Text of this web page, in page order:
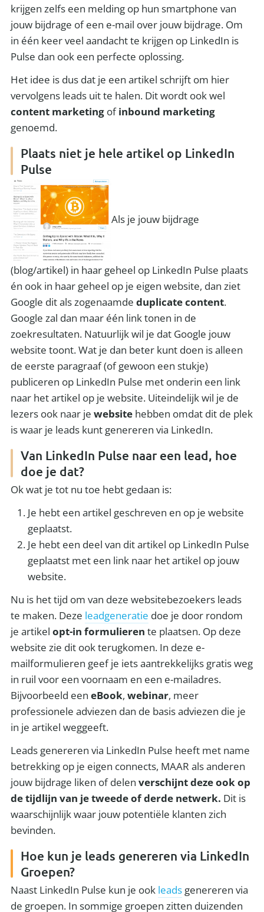
krijgen zelfs een melding op hun smartphone van
jouw bijdrage of een e-mail over jouw bijdrage. Om
in één keer veel aandacht te krijgen op LinkedIn is
Pulse dan ook een perfecte oplossing.
Het idee is dus dat je een artikel schrijft om hier
vervolgens leads uit te halen. Dit wordt ook wel
content marketing ofinbound marketing
genoemd.
Plaats niet je hele artikel op LinkedIn
Pulse
Als je jouw bijdrage
(blog/artikel) in haar geheel op LinkedIn Pulse plaats
én ook in haar geheel op je eigen website, dan ziet
Google dit als zogenaamdeduplicate content.
Google zal dan maar één link tonen in de
zoekresultaten. Natuurlijk wil je dat Google jouw
website toont. Wat je dan beter kunt doen is alleen
de eerste paragraaf (of gewoon een stukje)
publiceren op LinkedIn Pulse met onderin een link
naar het artikel op je website. Uiteindelijk wil je de
lezers ook naar jewebsite hebben omdat dit de plek
is waar je leads kunt genereren via LinkedIn.
Van LinkedIn Pulse naar een lead, hoe
doe je dat?
Ok wat je tot nu toe hebt gedaan is:
Je hebt een artikel geschreven en op je website
geplaatst.
Je hebt een deel van dit artikel op LinkedIn Pulse
geplaatst met een link naar het artikel op jouw
website.
Nu is het tijd om van deze websitebezoekers leads
te maken. Deze leadgeneratie doe je door rondom
je artikelopt-in formulieren te plaatsen. Op deze
website zie dit ook terugkomen. In deze e-
mailformulieren geef je iets aantrekkelijks gratis weg
in ruil voor een voornaam en een e-mailadres.
Bijvoorbeeld eeneBook,webinar, meer
professionele adviezen dan de basis adviezen die je
in je artikel weggeeft.
Leads genereren via LinkedIn Pulse heeft met name
betrekking op je eigen connects, MAAR als anderen
jouw bijdrage liken of delenverschijnt deze ook op
de tijdlijn van je tweede of derde netwerk. Dit is
waarschijnlijk waar jouw potentiële klanten zich
bevinden.
Hoe kun je leads genereren via LinkedIn
Groepen?
Naast LinkedIn Pulse kun je ook leads genereren via
de groepen. In sommige groepen zitten duizenden